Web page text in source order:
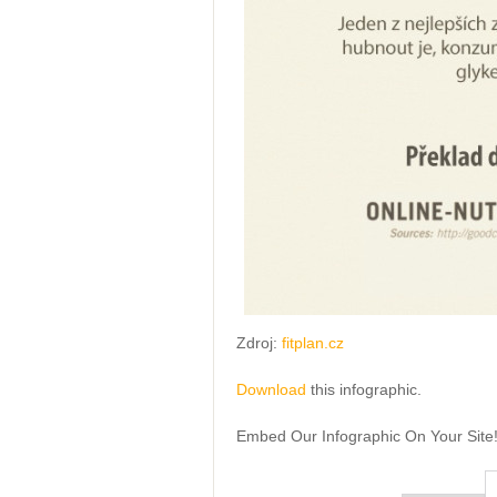
Zdroj: fitplan.cz
Download this infographic.
Embed Our Infographic On Your Site!